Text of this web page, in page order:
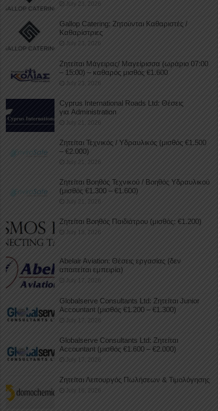
July 23, 2026
Gallop Catering: Ζητούνται Καθαριστές /
Καθαρίστριες
July 23, 2026
Ζητείται Μάγειρας/ Μαγείρισσα (ωράριο 07:00
– 15:00) – καθαρός μισθός €1.600
July 23, 2026
Cyprus International Roads Ltd: Θέσεις
για Administration
July 21, 2026
Ζητείται Τεχνικός / Υδραυλικός (μισθός €1.500
– €2.000)
July 21, 2026
Ζητείται Βοηθός Τεχνικού / Βοηθός Υδραυλικού
(μισθός €1.300 – €1.600)
July 21, 2026
Ζητείται Βοηθός Παιδιάτρου (μισθός: €1.200)
July 18, 2026
Abelair Aviation: Θέσεις εργασίας (δεν
απαιτείται εμπειρία)
July 17, 2026
Globalserve Consultants Ltd: Ζητείται Junior
Accountant (μισθός €1.200 – €1.300)
July 17, 2026
Globalserve Consultants Ltd: Ζητείται
Accountant (μισθός €1.600 – €2.000)
July 17, 2026
Ζητείται Λειτουργός Πωλήσεων & Τιμολόγησης
July 16, 2026